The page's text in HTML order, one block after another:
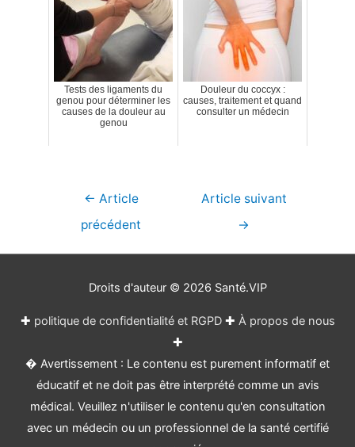
Tests des ligaments du
genou pour déterminer les
causes de la douleur au
genou
Douleur du coccyx :
causes, traitement et quand
consulter un médecin
Navigation
← Article
précédent
Article suivant
→
Droits d'auteur © 2026 Santé.VIP
✚ politique de confidentialité et RGPD✚ À propos de nous
✚
� Avertissement : Le contenu est purement informatif et
éducatif et ne doit pas être interprété comme un avis
médical. Veuillez n'utiliser le contenu qu'en consultation
avec un médecin ou un professionnel de la santé certifié